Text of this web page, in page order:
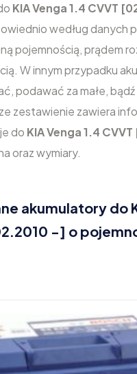
KIA Venga 1.4 CVVT
według danych
pojemnością, prądem
W innym przypadku
podawać za małe,
zestawienie zawiera
do KIA Venga 1.4
oraz wymiary.
akumulatory do
-] o